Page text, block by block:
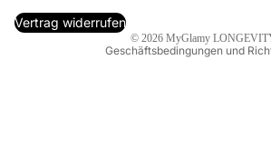
Vertrag widerrufen
© 2026 MyGlamy
Geschäftsbedingungen und
AGB